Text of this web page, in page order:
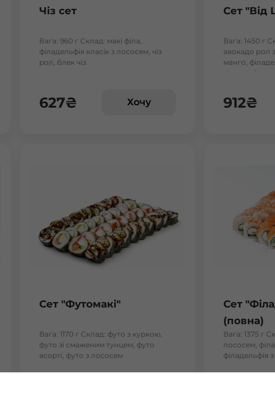
Чіз сет
Вага: 960 г Склад: макі філа,
філадельфія класік з лососем, чіз
рол, блек чіз
627₴ Хочу
Сет "Від
Вага: 1450 г
авокадо рол
манго,
чіз рол,
912₴
Сет "Футомакі"
Вага: 1170 г Склад: футо з куркою,
футо зі смаженим тунцем, футо
асорті, футо з лососем
Сет
(повна)
Вага: 1375 г
лососем,
філадельфія
тигровою